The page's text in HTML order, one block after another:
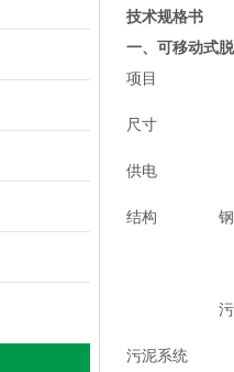
技术规格书
一、可移动式
项目
尺寸
供电
结构
污泥系统